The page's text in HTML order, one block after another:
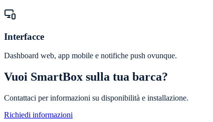
Interfacce
Dashboard web, app mobile e notifiche push ovunque.
Vuoi SmartBox sulla tua barca?
Contattaci per informazioni su disponibilità e installazione.
Richiedi informazioni